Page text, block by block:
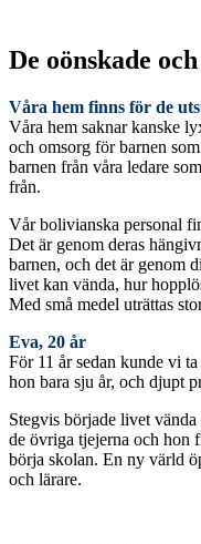
De oönskade
Våra hem finns för de
Våra hem saknar kanske
och omsorg för barnen
barnen från våra ledare
från.
Vår bolivianska personal
Det är genom deras
barnen, och det är genom
livet kan vända, hur
Med små medel uträttas
Eva, 20 år
För 11 år sedan kunde vi
hon bara sju år, och djupt
Stegvis började livet
de övriga tjejerna och hon
börja skolan. En ny värld
och lärare.